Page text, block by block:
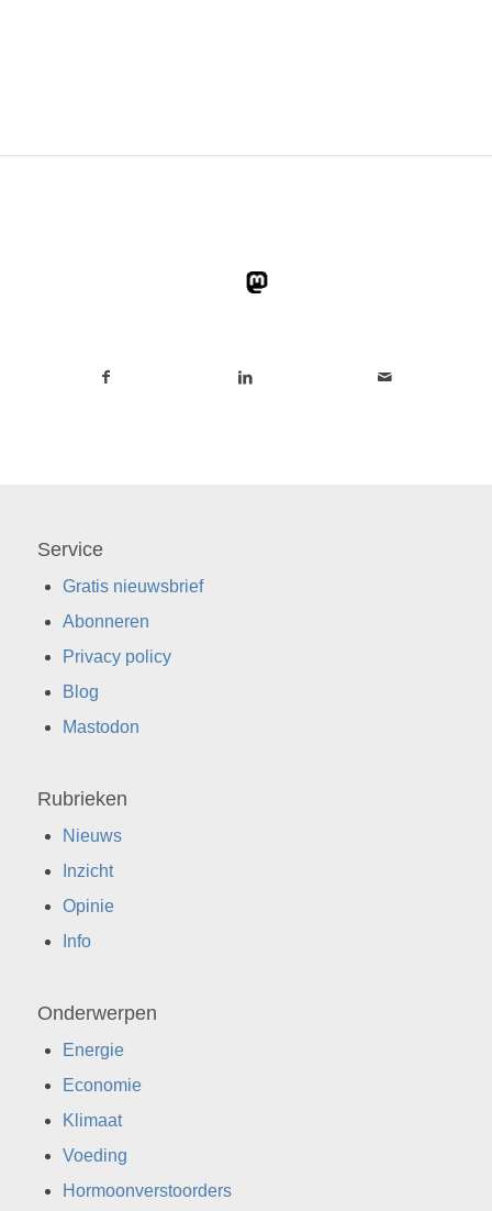
Service
Gratis nieuwsbrief
Abonneren
Privacy policy
Blog
Mastodon
Rubrieken
Nieuws
Inzicht
Opinie
Info
Onderwerpen
Energie
Economie
Klimaat
Voeding
Hormoonverstoorders